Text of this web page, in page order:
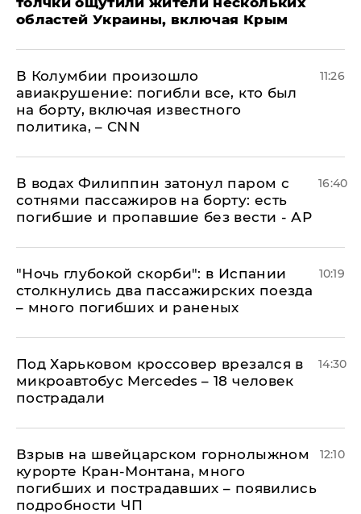
областей Украины, включая Крым
В Колумбии произошло
авиакрушение: погибли все, кто был
на борту, включая известного
политика, – CNN
11:26
В водах Филиппин затонул паром с
сотнями пассажиров на борту: есть
погибшие и пропавшие без вести - АР
16:40
"Ночь глубокой скорби": в Испании
столкнулись два пассажирских поезда
– много погибших и раненых
10:19
Под Харьковом кроссовер врезался в
микроавтобус Mercedes – 18 человек
пострадали
14:30
Взрыв на швейцарском горнолыжном
курорте Кран-Монтана, много
погибших и пострадавших – появились
подробности ЧП
12:10